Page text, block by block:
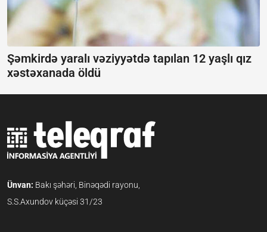
Şəmkirdə yaralı vəziyyətdə tapılan 12 yaşlı qız
xəstəxanada öldü
Ünvan: Bakı şəhəri, Binəqədi rayonu,
S.S.Axundov küçəsi 31/23